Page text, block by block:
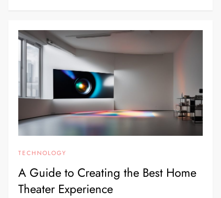
TECHNOLOGY
A Guide to Creating the Best Home
Theater Experience